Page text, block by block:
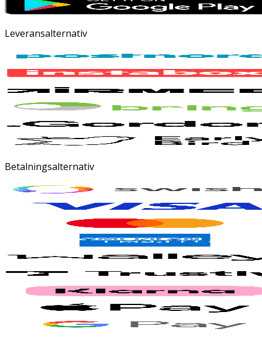
Leveransalternativ
Betalningsalternativ